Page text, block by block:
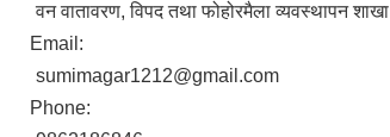
वन वातावरण, विपद तथा फोहोरमैला व्यवस्थापन शाखा
Email:
sumimagar1212@gmail.com
Phone: